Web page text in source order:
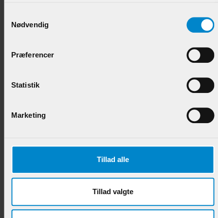
Nødvendig
Præferencer
Statistik
Marketing
Tillad alle
Tillad valgte
52,50 DKK/M